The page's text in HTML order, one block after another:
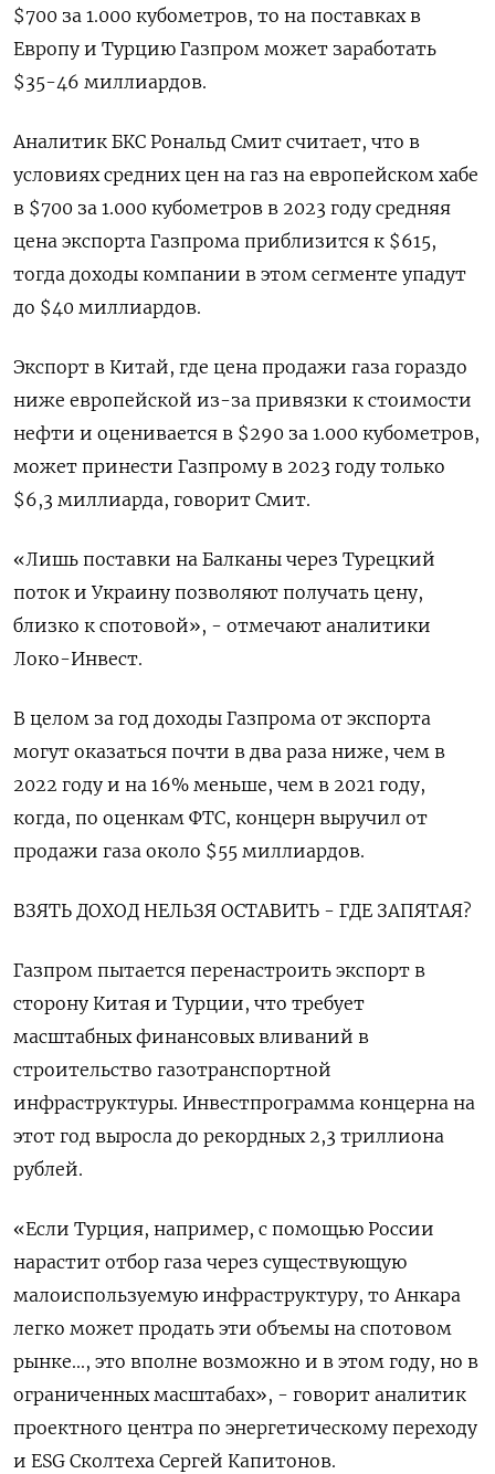
$700 за 1.000 кубометров, то на поставках в
Европу и Турцию Газпром может заработать
$35-46 миллиардов.
Аналитик БКС Рональд Смит считает, что в
условиях средних цен на газ на европейском хабе
в $700 за 1.000 кубометров в 2023 году средняя
цена экспорта Газпрома приблизится к $615,
тогда доходы компании в этом сегменте упадут
до $40 миллиардов.
Экспорт в Китай, где цена продажи газа гораздо
ниже европейской из-за привязки к стоимости
нефти и оценивается в $290 за 1.000 кубометров,
может принести Газпрому в 2023 году только
$6,3 миллиарда, говорит Смит.
«Лишь поставки на Балканы через Турецкий
поток и Украину позволяют получать цену,
близко к спотовой», - отмечают аналитики
Локо-Инвест.
В целом за год доходы Газпрома от экспорта
могут оказаться почти в два раза ниже, чем в
2022 году и на 16% меньше, чем в 2021 году,
когда, по оценкам ФТС, концерн выручил от
продажи газа около $55 миллиардов.
ВЗЯТЬ ДОХОД НЕЛЬЗЯ ОСТАВИТЬ - ГДЕ ЗАПЯТАЯ?
Газпром пытается перенастроить экспорт в
сторону Китая и Турции, что требует
масштабных финансовых вливаний в
строительство газотранспортной
инфраструктуры. Инвестпрограмма концерна на
этот год выросла до рекордных 2,3 триллиона
рублей.
«Если Турция, например, с помощью России
нарастит отбор газа через существующую
малоиспользуемую инфраструктуру, то Анкара
легко может продать эти объемы на спотовом
рынке..., это вполне возможно и в этом году, но в
ограниченных масштабах», - говорит аналитик
проектного центра по энергетическому переходу
и ESG Сколтеха Сергей Капитонов.